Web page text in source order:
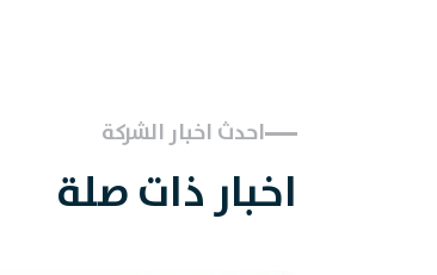
احدث اخبار الشركة
اخبار ذات صلة